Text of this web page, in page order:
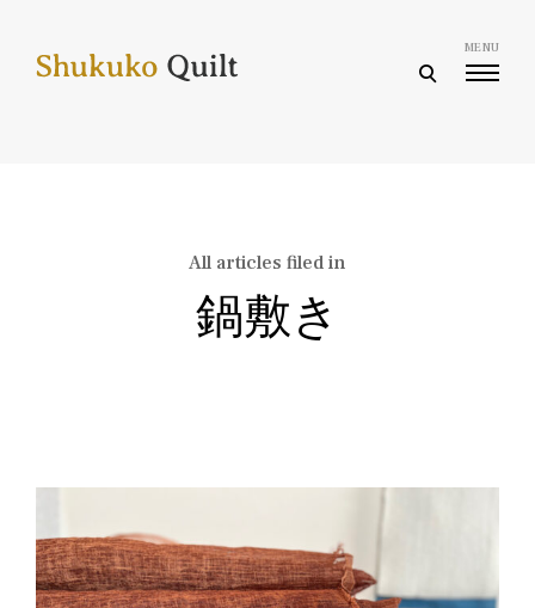
content
open
MENU
All articles filed in
鍋敷き
navigation